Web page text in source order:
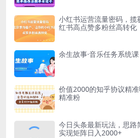
小红书运营流量密码，
红书高点赞多粉丝高转化
余生故事·音乐任务系统
价值2000的知乎协议精
精准粉
今日头条最新玩法，思
实现矩阵日入2000+